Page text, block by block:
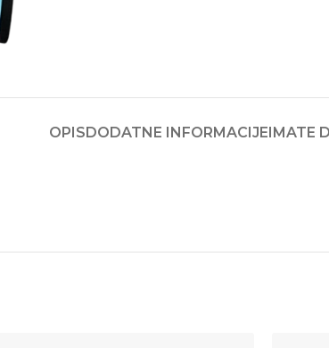
OPISDODATNE INFORMACIJEIMATE